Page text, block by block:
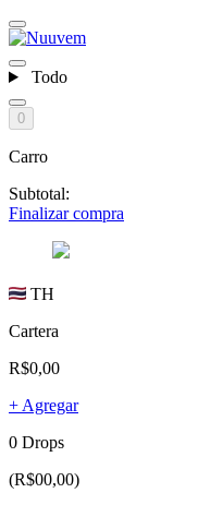
Todo
0
Carro
Subtotal:
Finalizar compra
TH
Cartera
R$0,00
+ Agregar
0 Drops
(R$00,00)